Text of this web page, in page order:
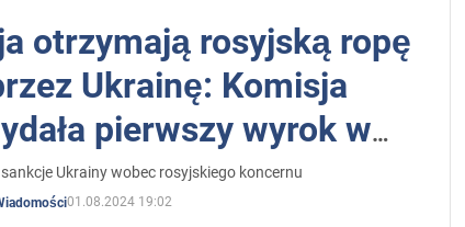
otrzymają rosyjską ropę
Ukrainę: Komisja
pierwszy wyrok w
afery Łukoilu
Ukrainy wobec rosyjskiego koncernu
01.08.2024 19:02